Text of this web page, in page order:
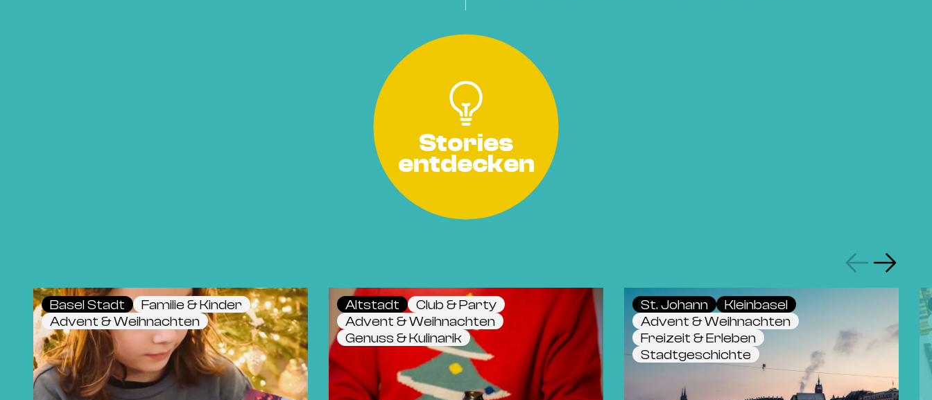
Stories
entdecken
Basel Stadt
Familie & Kinder
Advent & Weihnachten
Altstadt
Club & Party
Advent & Weihnachten
Genuss & Kulinarik
St. Johann
Kleinbasel
Advent & Weihnachten
Freizeit & Erleben
Stadtgeschichte